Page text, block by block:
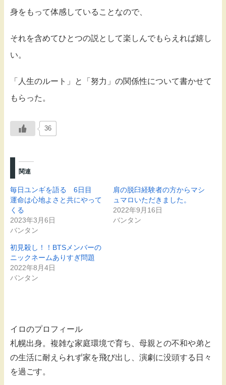
身をもって体感していることなので、
それを含めてひとつの説として楽しんでもらえれば嬉し
い。
「人生のルート」と「努力」の関係性について書かせて
もらった。
36
関連
毎日ユンギを語る 6日目
運命は心地よさと共にやって
くる
2023年3月6日
バンタン
肩の脱臼経験者の方からマシ
ュマロいただきました。
2022年9月16日
バンタン
初見殺し！！BTSメンバーの
ニックネームありすぎ問題
2022年8月4日
バンタン
イロのプロフィール
札幌出身。複雑な家庭環境で育ち、母親との不和や弟と
の生活に耐えられず家を飛び出し、演劇に没頭する日々
を過ごす。